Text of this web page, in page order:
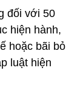
đối với 50
hiện hành,
hoặc bãi bỏ
luật hiện